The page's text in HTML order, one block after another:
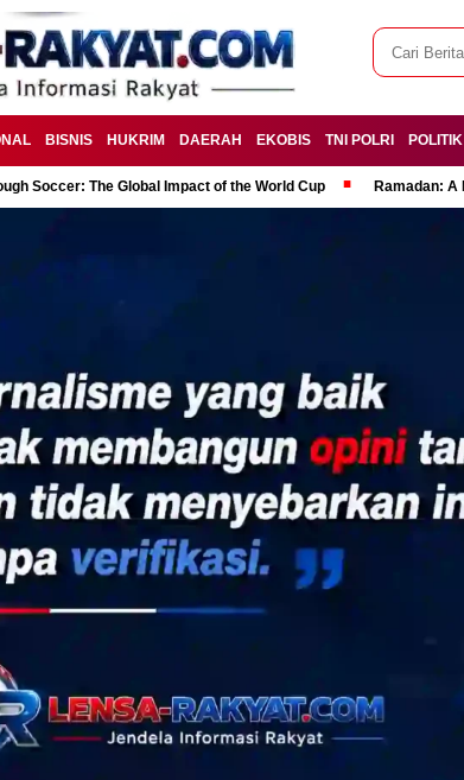
BISNIS HUKRIM DAERAH EKOBIS TNI POLRI POLITIK
Soccer: The Global Impact of the World Cup Ramadan: A